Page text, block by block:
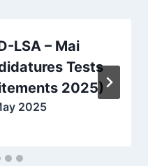
LSA – Mai
Tests
2025)
2025